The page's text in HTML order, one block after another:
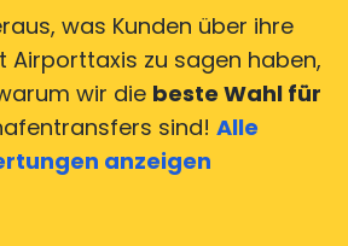
was Kunden über ihre
Airporttaxis zu sagen haben,
wir die beste Wahl für
sind! Alle
anzeigen